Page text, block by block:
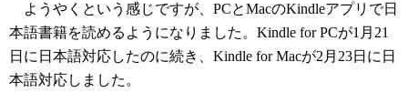
ようやくという感じですが、PCとMacのKindleアプリで日
本語書籍を読めるようになりました。Kindle for PCが1月21
日に日本語対応したのに続き、Kindle for Macが2月23日に日
本語対応しました。